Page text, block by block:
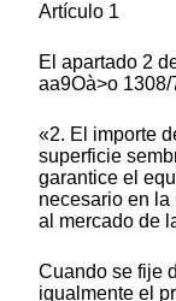
Artículo 1
El apartado 2
aa9Oà>o
«2. El importe
superficie
garantice el
necesario en
al mercado de
Cuando se fije
igualmente el